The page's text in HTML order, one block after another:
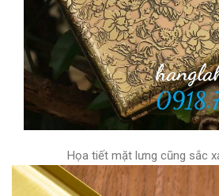
Họa tiết mặt lưng cũng sắc